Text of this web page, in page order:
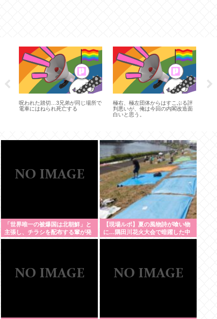
呪われた踏切…3兄弟が同じ場所で
電車にはねられ死亡する
極右、極左団体からはすこぶる評
判悪いが、俺は今回の内閣改造面
白いと思う。
「世界唯一の被爆国は北朝鮮」と
主張し、チラシを配布する輩が発
生
【現場ルポ】夏の風物詩が喰い物
に…隅田川花火大会で暗躍した中
国人「場所取り転売ヤー」の高笑